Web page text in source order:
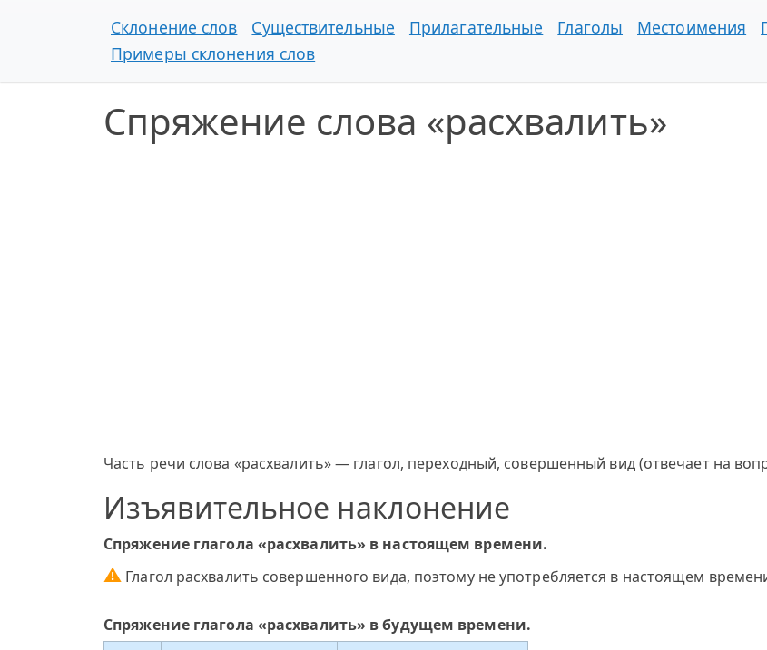
Склонение слов Существительные Прилагательные Глаголы Местоимения
Примеры склонения слов
Спряжение слова «расхвалить»
Часть речи слова «расхвалить» — глагол, переходный, совершенный вид (отвечает на
Изъявительное наклонение
Спряжение глагола «расхвалить» в настоящем времени.
⚠ Глагол расхвалить совершенного вида, поэтому не употребляется в настоящем
Спряжение глагола «расхвалить» в будущем времени.